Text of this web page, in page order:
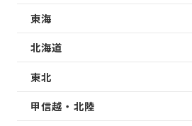
東海
北海道
東北
甲信越・北陸